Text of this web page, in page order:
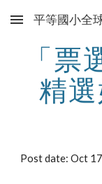
Skip to main
平等國小全
「票
精選
Post date: Oct